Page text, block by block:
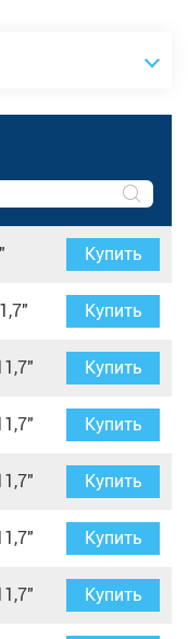
Купить
Купить
Купить
Купить
Купить
Купить
Купить